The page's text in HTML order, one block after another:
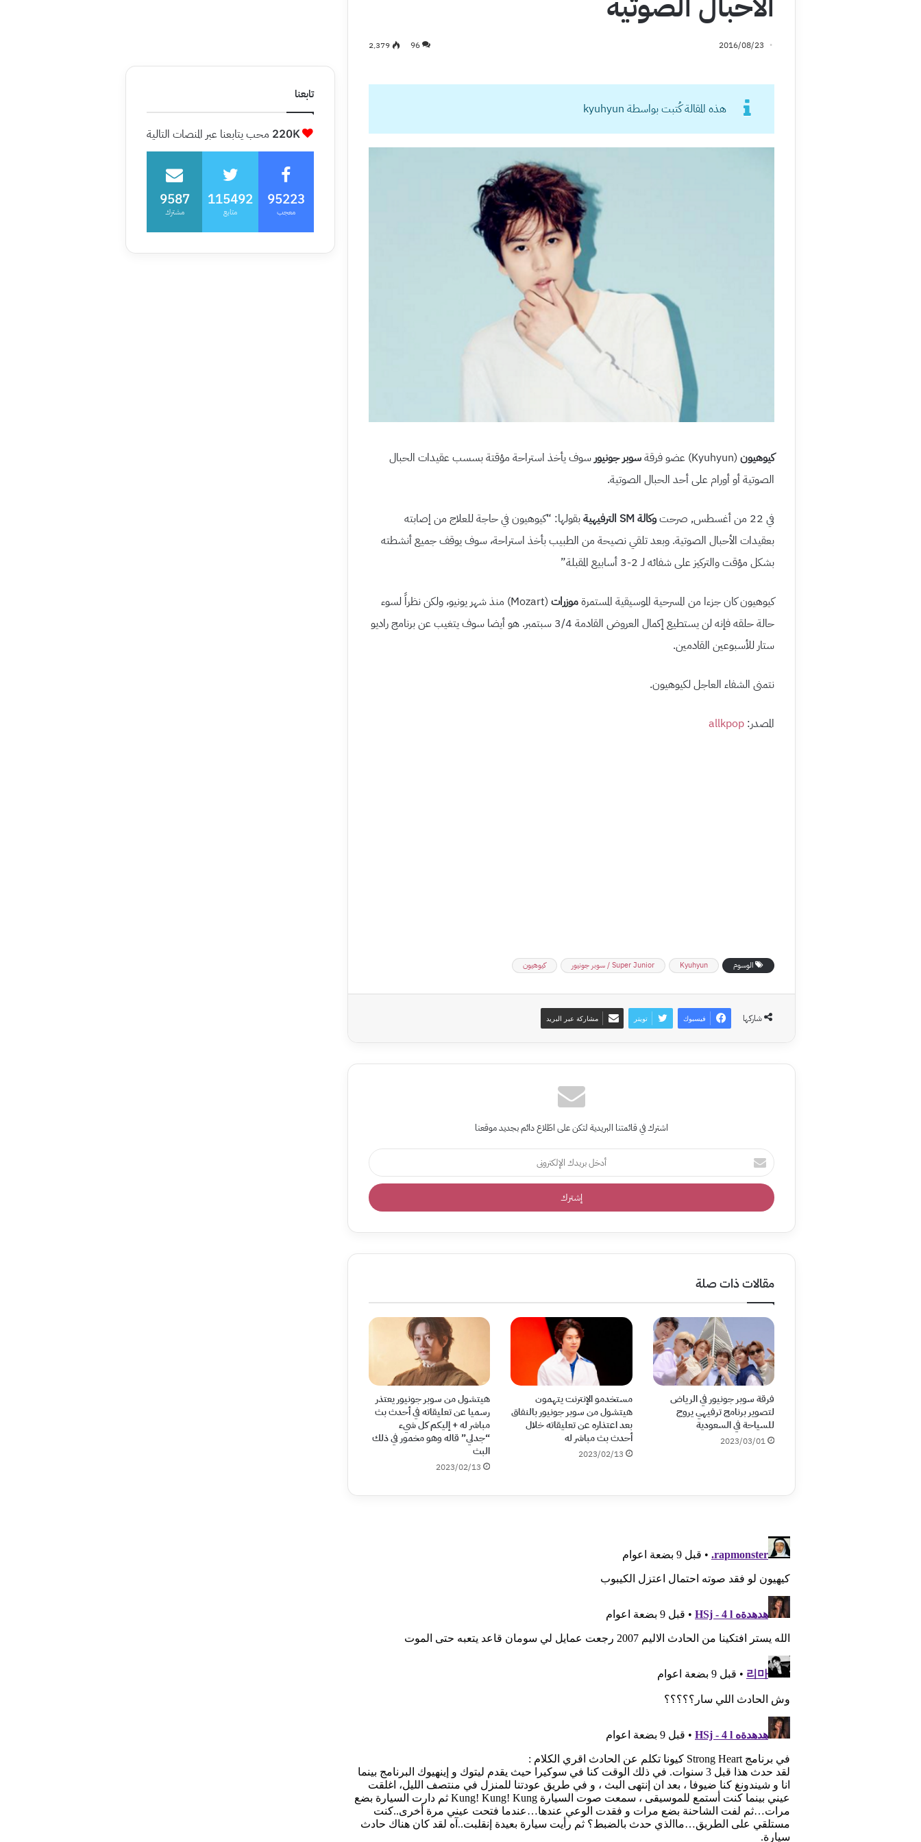
2016/08/23
96 2٬379
هذه المقالة كُتبت بواسطة kyuhyun
كيوهيون (Kyuhyun) عضو فرقة سوبر جونيورسوف يأخذ استراحة مؤقتة بسسب عقيدات الحبال
الصوتية أو أورام على أحد الحبال الصوتية.
في 22 من أغسطس, صرحت وكالة SM الترفيهية
بقولها: “كيوهيون في حاجة للعلاج من إصابته
بعقيدات الأحبال الصوتية. وبعد تلقي نصيحة من الطبيب بأخذ استراحة، سوف يوقف جميع أنشطته
بشكل مؤقت والتركيز على شفائه لـ 2-3 أسابيع المقبلة”
كيوهيون كان جزءا من المسرحية الموسيقية المستمرةموزرات
(Mozart) منذ شهر يونيو، ولكن نظراً لسوء
حالة حلقه فإنه لن يستطيع إكمال العروض القادمة 3/4 سبتمبر. هو أيضا سوف يتغيب عن برنامج راديو
ستار للأسبوعين القادمين.
نتمنى الشفاء العاجل لكيوهيون.
المصدر: allkpop
الوسوم Kyuhyun Super Junior / سوبر جونيور كيوهيون
شاركها فيسبوك تويتر مشاركة عبر البريد
اشترك في قائمتنا البريدية لتكن على اطّلاع دائم بجديد موقعنا
أدخل
بريدك
الإلكتروني
مقالات ذات صلة
فرقة سوبر جونيور في الرياض
لتصوير برنامج ترفيهي يروج
للسياحة في السعودية
2023/03/01
مستخدمو الإنترنت يتهمون
هيتشول من سوبر جونيور بالنفاق
بعد اعتذاره عن تعليقاته خلال
أحدث بث مباشر له
2023/02/13
هيتشول من سوبر جونيور يعتذر
رسميا عن تعليقاته في أحدث بث
مباشر له + إليكم كل شيء
“جدلي” قاله وهو مخمور في ذلك
البث
2023/02/13
تابعنا
220K محب يتابعنا عبر المنصات التالية
95223
معجب
115492
متابع
9587
مشترك